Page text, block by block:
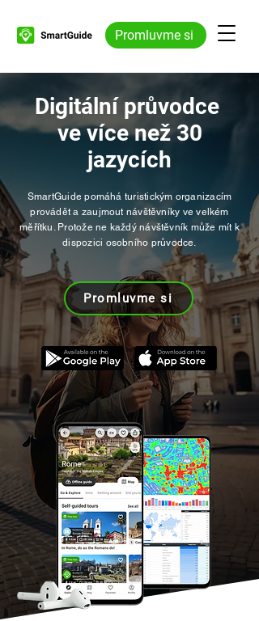
Promluvme si
Digitální průvodce
ve více než 30
jazycích
SmartGuide pomáhá turistickým organizacím
provádět a zaujmout návštěvníky ve velkém
měřítku. Protože ne každý návštěvník může mít k
dispozici osobního průvodce.
Promluvme si